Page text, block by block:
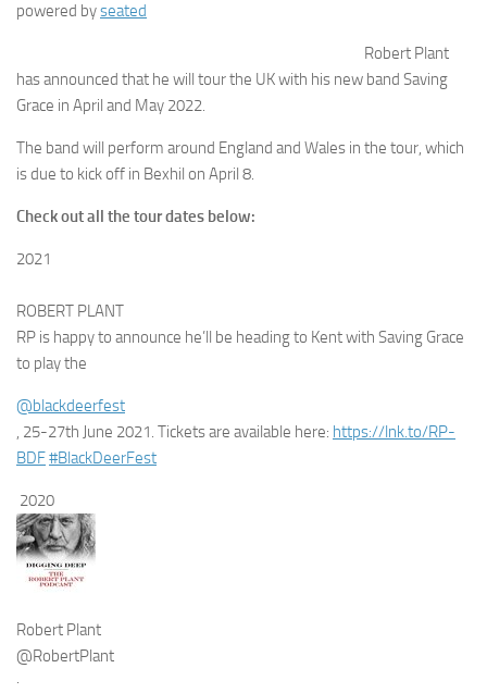
powered byseated
Robert Plant
has announced that he will tour the UK with his new band Saving
Grace in April and May 2022.
The band will perform around England and Wales in the tour, which
is due to kick off in Bexhil on April 8.
Check out all the tour dates below:
2021
ROBERT PLANT
RP is happy to announce he’ll be heading to Kent with Saving Grace
to play the
@blackdeerfest
, 25-27th June 2021. Tickets are available here: https://lnk.to/RP-
BDF#BlackDeerFest
2020
Robert Plant
@RobertPlant
·